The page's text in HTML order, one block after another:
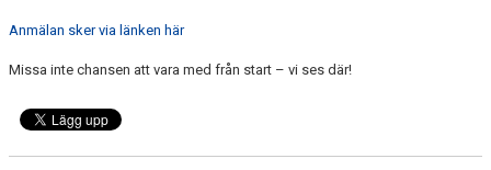
KLUBBEN
Anmälan sker via länken här
Missa inte chansen att vara med från start – vi ses där!